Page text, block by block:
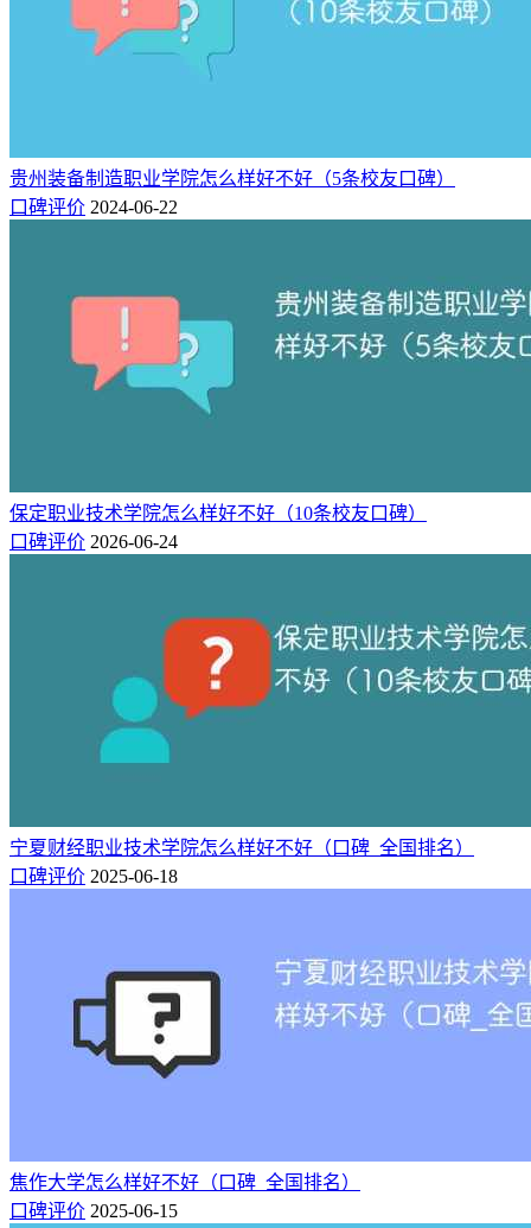
章，如果你能来我们学校学习，你肯定会爱上这个学校的，就
业率也是挺高的，学校的住宿和食堂都很好
最后祝大家能考上心仪的大学！
保定职业技术学院简介：
保定职业技术学院是一所国办综合类全日制普通高等职业院
技术教育龙头学校、河北省高职高专院校人才培养优秀院校、
河北省示范性高职院校、河北省优质专科高职院校、全国职业
教育先进单位等荣誉称号。2021年，学院被农业农村部、教育
省教育厅遴选为省域高水平高职学校。
办学特色：工学结合，厚德强能，根植一线，服务社会。
办学目标及定位：立足保定、面向京津冀和雄安新区，围绕先
进制造、电子信息、经贸物流、文化创意、现代农牧业和现代
服务业等区域主导产业，建设高素质技术技能人才培养基地、
有特色”的高水平职业院校。
相关推荐：
河北十大垃圾二本大学有哪些？附排名（公办+民办）
河北十大垃圾专科学校排名（含公办民办院校）
贵州装备制造职业学院怎么样好不好（5条校友口碑）
口碑评价 2024-06-22
保定职业技术学院怎么样好不好（10条校友口碑）
口碑评价 2026-06-24
宁夏财经职业技术学院怎么样好不好（口碑_全国排名）
口碑评价 2025-06-18
焦作大学怎么样好不好（口碑_全国排名）
口碑评价 2025-06-15